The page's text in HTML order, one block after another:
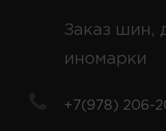
Заказ шин,
иномарки
+7(978) 206-